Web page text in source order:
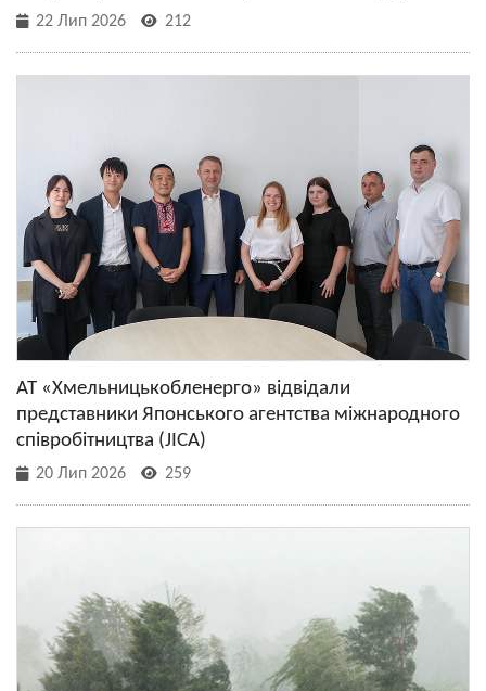
22 Лип 2026 212
АТ «Хмельницькобленерго» відвідали
представники Японського агентства міжнародного
співробітництва (JICA)
20 Лип 2026 259